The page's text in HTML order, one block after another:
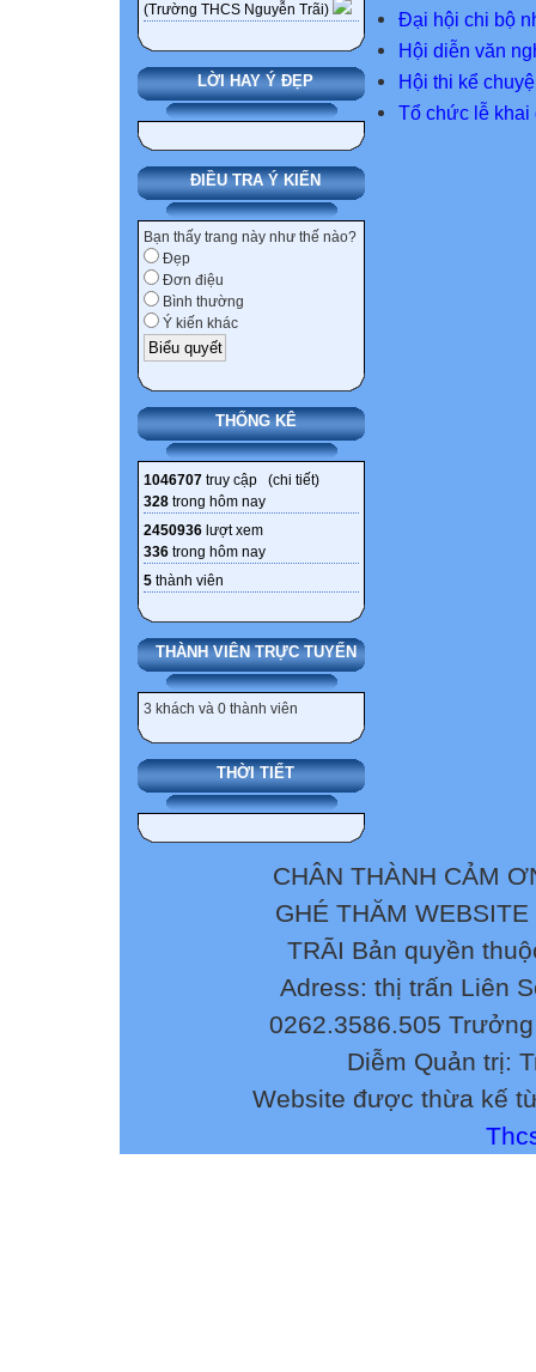
(Trường THCS Nguyễn Trãi)
LỜI HAY Ý ĐẸP
ĐIỀU TRA Ý KIẾN
Bạn thấy trang này như thế nào?
Đẹp
Đơn điệu
Bình thường
Ý kiến khác
THỐNG KÊ
1046707 truy cập (chi tiết)
328 trong hôm nay
2450936 lượt xem
336 trong hôm nay
5 thành viên
THÀNH VIÊN TRỰC TUYẾN
3 khách và 0 thành viên
THỜI TIẾT
Đại hội chi bộ
Hội diễn văn
Hội thi kể
Tổ chức lễ khai
CHÂN THÀNH CẢM
GHÉ THĂM
TRÃI Bản quyền
Adress: thị trấn Liên
0262.3586.505
Diễm Quản trị:
Website được thừa kế